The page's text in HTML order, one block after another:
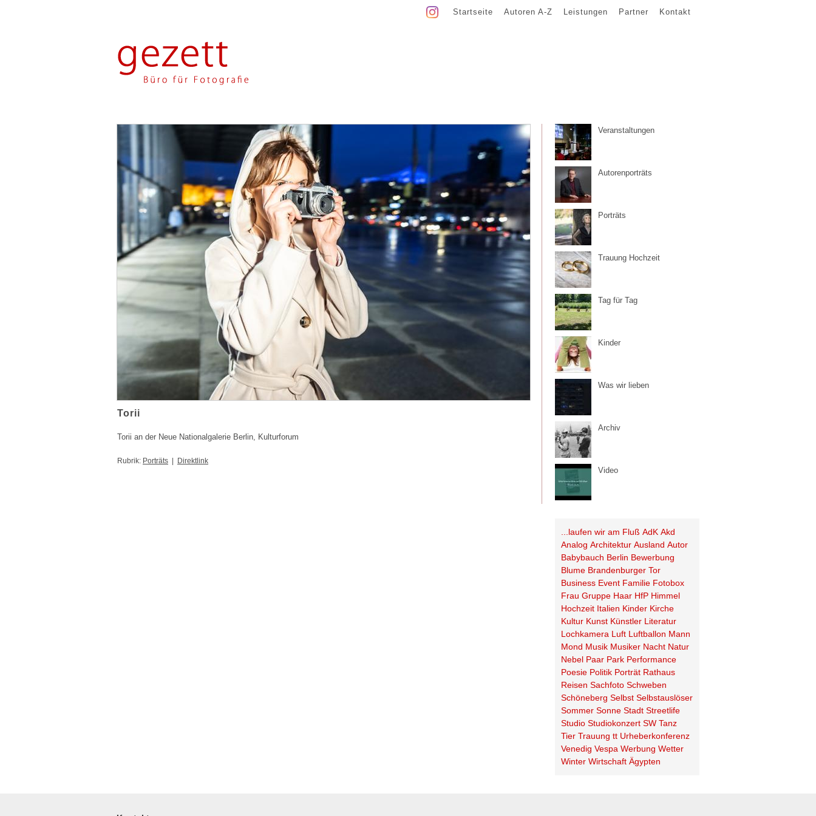
Startseite Autoren A-Z Leistungen Partner Kontakt
Torii
Torii an der Neue Nationalgalerie Berlin, Kulturforum
Rubrik: Porträts Direktlink
Veranstaltungen
Autorenporträts
Porträts
Trauung Hochzeit
Tag für Tag
Kinder
Was wir lieben
Archiv
Video
...laufen wir am Fluß AdK Akd
Analog Architektur Ausland Autor
Babybauch Berlin Bewerbung
Blume Brandenburger Tor
Business Event Familie Fotobox
Frau Gruppe Haar HfP Himmel
Hochzeit Italien Kinder Kirche
Kultur Kunst Künstler Literatur
Lochkamera Luft Luftballon Mann
Mond Musik Musiker Nacht Natur
Nebel Paar Park Performance
Poesie Politik Porträt Rathaus
Reisen Sachfoto Schweben
Schöneberg Selbst Selbstauslöser
Sommer Sonne Stadt Streetlife
Studio Studiokonzert SW Tanz
Tier Trauung tt Urheberkonferenz
Venedig Vespa Werbung Wetter
Winter Wirtschaft Ägypten